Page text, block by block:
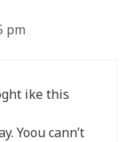
pm
ike this
Yoou cann’t